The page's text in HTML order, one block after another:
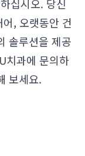
십시오. 당신
, 오랫동안 건
솔루션을 제공
치과에 문의하
보세요.